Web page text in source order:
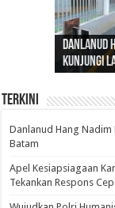
Danlanud
Kunjungi
Jambi
Gubernur
Edukasi
Penerus
Gubernur
Cepat
Penuhi
Sosok
dengan
Terkini
Danlanud Hang Nadim
Batam
Apel Kesiapsiagaan
Tekankan Respons